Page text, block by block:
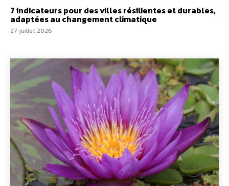
7 indicateurs pour des villes résilientes et durables,
adaptées au changement climatique
27 juillet 2026